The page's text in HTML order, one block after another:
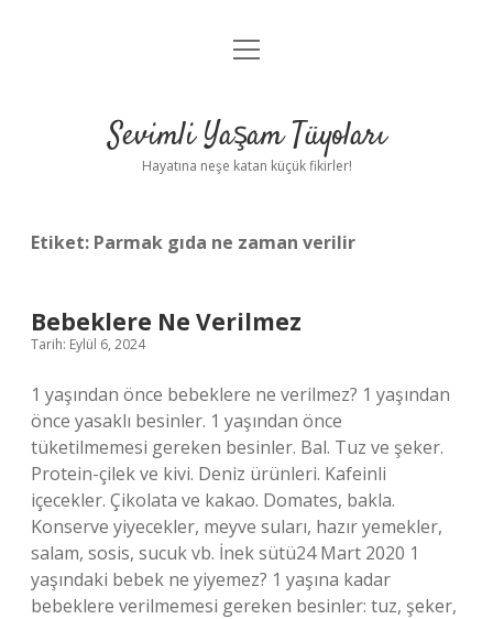
Anasayfa
Yasal Uyarı
menüyü
Sevimli Yaşam Tüyoları
Hayatına neşe katan küçük fikirler!
Etiket: Parmak gıda ne zaman verilir
Bebeklere Ne Verilmez
Tarih: Eylül 6, 2024
1 yaşından önce bebeklere ne verilmez? 1 yaşından
önce yasaklı besinler. 1 yaşından önce
tüketilmemesi gereken besinler. Bal. Tuz ve şeker.
Protein-çilek ve kivi. Deniz ürünleri. Kafeinli
içecekler. Çikolata ve kakao. Domates, bakla.
Konserve yiyecekler, meyve suları, hazır yemekler,
salam, sosis, sucuk vb. İnek sütü24 Mart 2020 1
yaşındaki bebek ne yiyemez? 1 yaşına kadar
bebeklere verilmemesi gereken besinler: tuz, şeker,